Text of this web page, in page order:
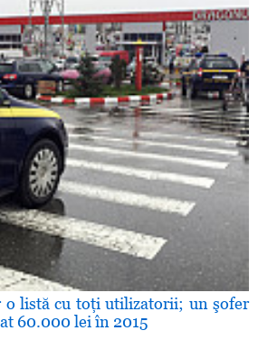
o listă cu toţi utilizatorii; un şofer
60.000 lei în 2015